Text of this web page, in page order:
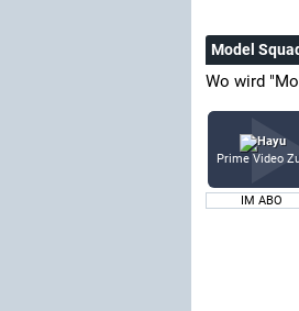
Model
Wo wird
Prime Video
IM ABO